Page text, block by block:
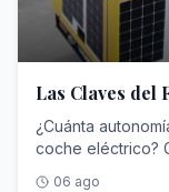
Las Claves del
¿Cuánta
coche eléctrico?
06 ago